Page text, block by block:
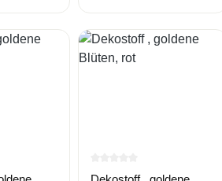
Bewertung von 0 von 5 Sternen
Durchschnittliche